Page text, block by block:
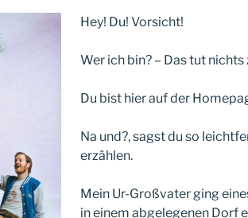
Hey! Du! Vorsicht!
Wer ich bin? – Das tut
Du bist hier auf der
Na und?, sagst du so
erzählen.
Mein Ur-Großvater ging
in einem abgelegenen Dorf